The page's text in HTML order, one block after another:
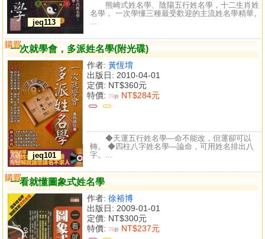
jeq113
熊崎式姓名學、陰陽五行姓名學，十二生肖姓
名學， 一次學懂三種最受歡迎的主流姓名學精華。
...
一次就學會，多派姓名學(附光碟)
jeq101
作者: 黃恆堉
出版日: 2010-04-01
定價: NT$360元
特價: 79折 NT$284元
購買
比較
◆天運五行姓名學—命不能改，但運卻可以
轉。 ◆四柱八字姓名學—論命，可用姓名排出八
字。...
一看就懂圖象式姓名學
作者: 徐裕博
出版日: 2009-01-01
定價: NT$300元
特價: 79折 NT$237元
購買
比較